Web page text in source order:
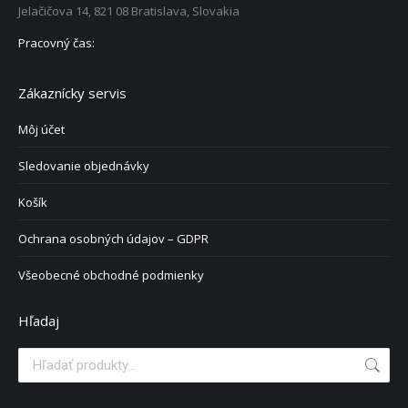
Jelačičova 14, 821 08 Bratislava, Slovakia
Pracovný čas:
Zákaznícky servis
Môj účet
Sledovanie objednávky
Košík
Ochrana osobných údajov – GDPR
Všeobecné obchodné podmienky
Hľadaj